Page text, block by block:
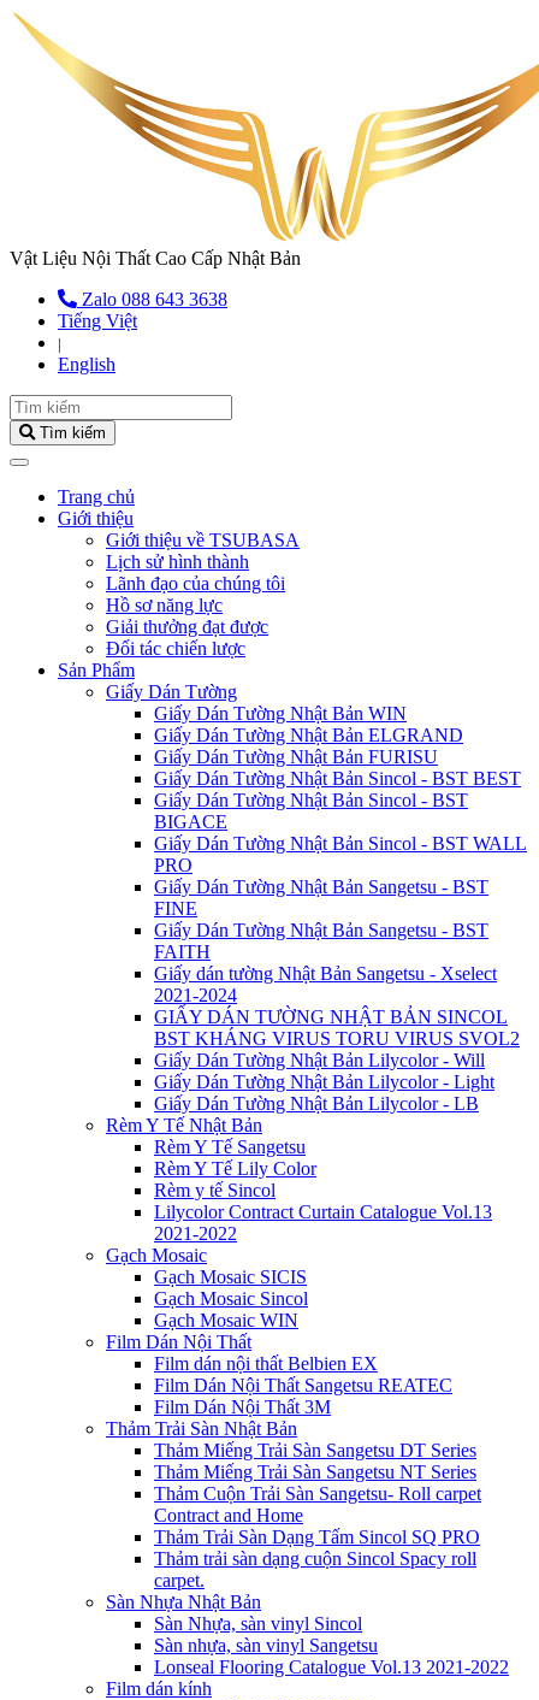
Vật Liệu Nội Thất Cao Cấp Nhật Bản
Zalo 088 643 3638
Tiếng Việt
|
English
Tìm kiếm
Trang chủ
Giới thiệu
Giới thiệu về TSUBASA
Lịch sử hình thành
Lãnh đạo của chúng tôi
Hồ sơ năng lực
Giải thưởng đạt được
Đối tác chiến lược
Sản Phẩm
Giấy Dán Tường
Giấy Dán Tường Nhật Bản WIN
Giấy Dán Tường Nhật Bản ELGRAND
Giấy Dán Tường Nhật Bản FURISU
Giấy Dán Tường Nhật Bản Sincol - BST BEST
Giấy Dán Tường Nhật Bản Sincol - BST
BIGACE
Giấy Dán Tường Nhật Bản Sincol - BST WALL
PRO
Giấy Dán Tường Nhật Bản Sangetsu - BST
FINE
Giấy Dán Tường Nhật Bản Sangetsu - BST
FAITH
Giấy dán tường Nhật Bản Sangetsu - Xselect
2021-2024
GIẤY DÁN TƯỜNG NHẬT BẢN SINCOL
BST KHÁNG VIRUS TORU VIRUS SVOL2
Giấy Dán Tường Nhật Bản Lilycolor - Will
Giấy Dán Tường Nhật Bản Lilycolor - Light
Giấy Dán Tường Nhật Bản Lilycolor - LB
Rèm Y Tế Nhật Bản
Rèm Y Tế Sangetsu
Rèm Y Tế Lily Color
Rèm y tế Sincol
Lilycolor Contract Curtain Catalogue Vol.13
2021-2022
Gạch Mosaic
Gạch Mosaic SICIS
Gạch Mosaic Sincol
Gạch Mosaic WIN
Film Dán Nội Thất
Film dán nội thất Belbien EX
Film Dán Nội Thất Sangetsu REATEC
Film Dán Nội Thất 3M
Thảm Trải Sàn Nhật Bản
Thảm Miếng Trải Sàn Sangetsu DT Series
Thảm Miếng Trải Sàn Sangetsu NT Series
Thảm Cuộn Trải Sàn Sangetsu- Roll carpet
Contract and Home
Thảm Trải Sàn Dạng Tấm Sincol SQ PRO
Thảm trải sàn dạng cuộn Sincol Spacy roll
carpet.
Sàn Nhựa Nhật Bản
Sàn Nhựa, sàn vinyl Sincol
Sàn nhựa, sàn vinyl Sangetsu
Lonseal Flooring Catalogue Vol.13 2021-2022
Film dán kính